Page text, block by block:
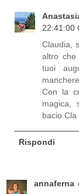
22:41:00
Claudia,
altro
tuoi
Con la
magica,
bacio
Rispondi
annaferna